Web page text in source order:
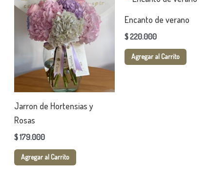
Jarron de Hortensias y
Rosas
$179.000
Agregar al Carrito
Encanto de verano
$220.000
Agregar al Carrito